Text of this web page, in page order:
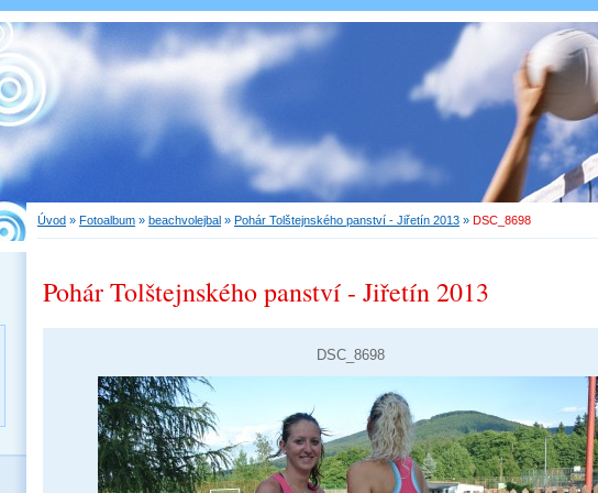
Úvod » Fotoalbum » beachvolejbal » Pohár Tolštejnského panství - Jiřetín 2013 » DSC_8698
Pohár Tolštejnského panství - Jiřetín 2013
DSC_8698